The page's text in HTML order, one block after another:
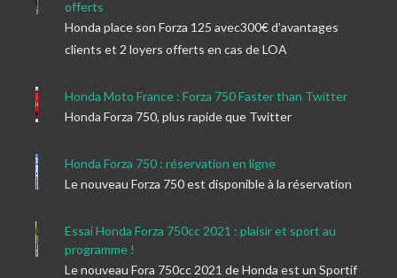
offerts
Honda place son Forza 125 avec300€ d’avantages
clients et 2 loyers offerts en cas de LOA
Honda Moto France : Forza 750 Faster than Twitter
Honda Forza 750, plus rapide que Twitter
Honda Forza 750 : réservation en ligne
Le nouveau Forza 750 est disponible à la réservation
Essai Honda Forza 750cc 2021 : plaisir et sport au
programme !
Le nouveau Fora 750cc 2021 de Honda est un Sportif